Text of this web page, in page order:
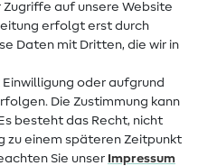
auf unsere Website
erfolgt erst durch
Daten mit Dritten, die wir in
oder aufgrund
Die Zustimmung kann
besteht das Recht, nicht
zu einem späteren Zeitpunkt
Sie unser Impressum